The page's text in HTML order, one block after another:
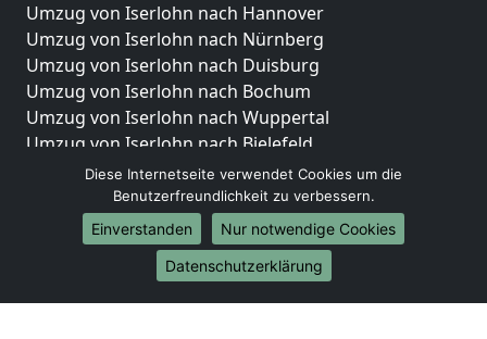
Umzug von Iserlohn nach Hannover
Umzug von Iserlohn nach Nürnberg
Umzug von Iserlohn nach Duisburg
Umzug von Iserlohn nach Bochum
Umzug von Iserlohn nach Wuppertal
Umzug von Iserlohn nach Bielefeld
Umzug von Iserlohn nach Bonn
Umzug von Iserlohn nach Münster
Internationale-Umzüge
Umzug von Iserlohn nach Brasilien
Umzug von Iserlohn nach Brunei Darussalam
Diese Internetseite verwendet Cookies um die
Benutzerfreundlichkeit zu verbessern.
Einverstanden
Nur notwendige Cookies
Datenschutzerklärung